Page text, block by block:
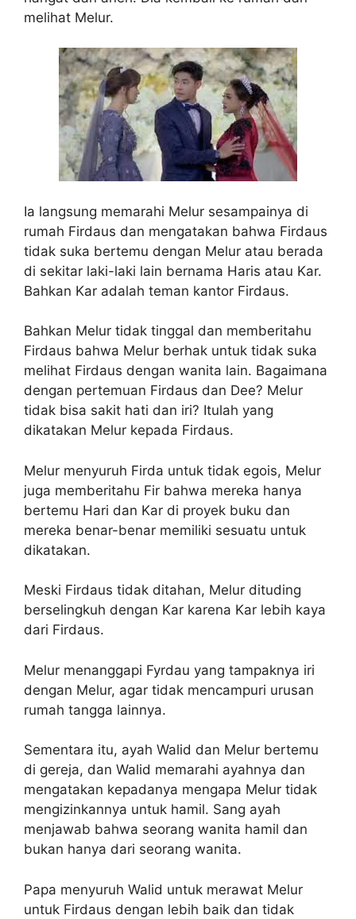
melihat Melur.
Ia langsung memarahi Melur sesampainya di
rumah Firdaus dan mengatakan bahwa Firdaus
tidak suka bertemu dengan Melur atau berada
di sekitar laki-laki lain bernama Haris atau Kar.
Bahkan Kar adalah teman kantor Firdaus.
Bahkan Melur tidak tinggal dan memberitahu
Firdaus bahwa Melur berhak untuk tidak suka
melihat Firdaus dengan wanita lain. Bagaimana
dengan pertemuan Firdaus dan Dee? Melur
tidak bisa sakit hati dan iri? Itulah yang
dikatakan Melur kepada Firdaus.
Melur menyuruh Firda untuk tidak egois, Melur
juga memberitahu Fir bahwa mereka hanya
bertemu Hari dan Kar di proyek buku dan
mereka benar-benar memiliki sesuatu untuk
dikatakan.
Meski Firdaus tidak ditahan, Melur dituding
berselingkuh dengan Kar karena Kar lebih kaya
dari Firdaus.
Melur menanggapi Fyrdau yang tampaknya iri
dengan Melur, agar tidak mencampuri urusan
rumah tangga lainnya.
Sementara itu, ayah Walid dan Melur bertemu
di gereja, dan Walid memarahi ayahnya dan
mengatakan kepadanya mengapa Melur tidak
mengizinkannya untuk hamil. Sang ayah
menjawab bahwa seorang wanita hamil dan
bukan hanya dari seorang wanita.
Papa menyuruh Walid untuk merawat Melur
untuk Firdaus dengan lebih baik dan tidak